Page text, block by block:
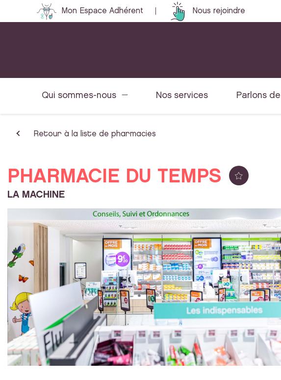
Mon Espace Adhérent Nous rejoindre
Qui sommes-nous Nos services Parlons
Retour à la liste de pharmacies
PHARMACIE DU TEMPS
LA MACHINE